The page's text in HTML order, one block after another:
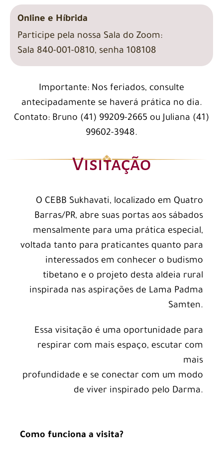
Online e Híbrida
Participe pela nossa Sala do Zoom:
Sala 840-001-0810, senha 108108
Importante: Nos feriados, consulte
antecipadamente se haverá prática no dia.
Contato: Bruno (41) 99209-2665 ou Juliana (41)
99602-3948.
Visitação
O CEBB Sukhavati, localizado em Quatro
Barras/PR, abre suas portas aos sábados
mensalmente para uma prática especial,
voltada tanto para praticantes quanto para
interessados em conhecer o budismo
tibetano e o projeto desta aldeia rural
inspirada nas aspirações de Lama Padma
Samten.
Essa visitação é uma oportunidade para
respirar com mais espaço, escutar com
mais
profundidade e se conectar com um modo
de viver inspirado pelo Darma.
Como funciona a visita?